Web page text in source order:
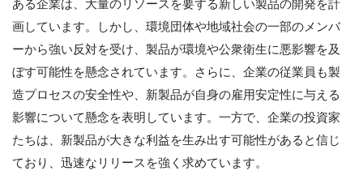
ある企業は、大量のリソースを要する新しい製品の開発を計
画しています。しかし、環境団体や地域社会の一部のメンバ
ーから強い反対を受け、製品が環境や公衆衛生に悪影響を及
ぼす可能性を懸念されています。さらに、企業の従業員も製
造プロセスの安全性や、新製品が自身の雇用安定性に与える
影響について懸念を表明しています。一方で、企業の投資家
たちは、新製品が大きな利益を生み出す可能性があると信じ
ており、迅速なリリースを強く求めています。